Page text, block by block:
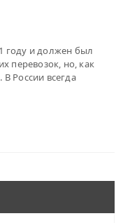
году и должен был
перевозок, но, как
В России всегда